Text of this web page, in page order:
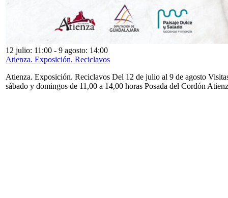
12 julio: 11:00 - 9 agosto: 14:00
Atienza. Exposición. Reciclavos
Atienza. Exposición. Reciclavos Del 12 de julio al 9 de agosto
sábado y domingos de 11,00 a 14,00 horas Posada del Cordón